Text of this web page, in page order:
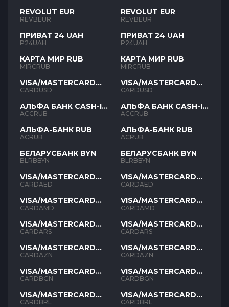
REVOLUT EUR
REVBEUR
ПРИВАТ 24 UAH
P24UAH
КАРТА МИР RUB
MIRCRUB
VISA/MASTERCARD
USD
CARDUSD
АЛЬФА БАНК CASH-IN
RUB
ACCRUB
АЛЬФА-БАНК RUB
ACRUB
БЕЛАРУСБАНК BYN
BLRBBYN
VISA/MASTERCARD
AED
CARDAED
VISA/MASTERCARD
AMD
CARDAMD
VISA/MASTERCARD
ARS
CARDARS
VISA/MASTERCARD
AZN
CARDAZN
VISA/MASTERCARD
BGN
CARDBGN
VISA/MASTERCARD
BRL
CARDBRL
REVOLUT EUR
REVBEUR
ПРИВАТ 24 UAH
P24UAH
КАРТА МИР RUB
MIRCRUB
VISA/MASTERCARD
USD
CARDUSD
АЛЬФА БАНК CASH-IN
RUB
ACCRUB
АЛЬФА-БАНК RUB
ACRUB
БЕЛАРУСБАНК BYN
BLRBBYN
VISA/MASTERCARD
AED
CARDAED
VISA/MASTERCARD
AMD
CARDAMD
VISA/MASTERCARD
ARS
CARDARS
VISA/MASTERCARD
AZN
CARDAZN
VISA/MASTERCARD
BGN
CARDBGN
VISA/MASTERCARD
BRL
CARDBRL